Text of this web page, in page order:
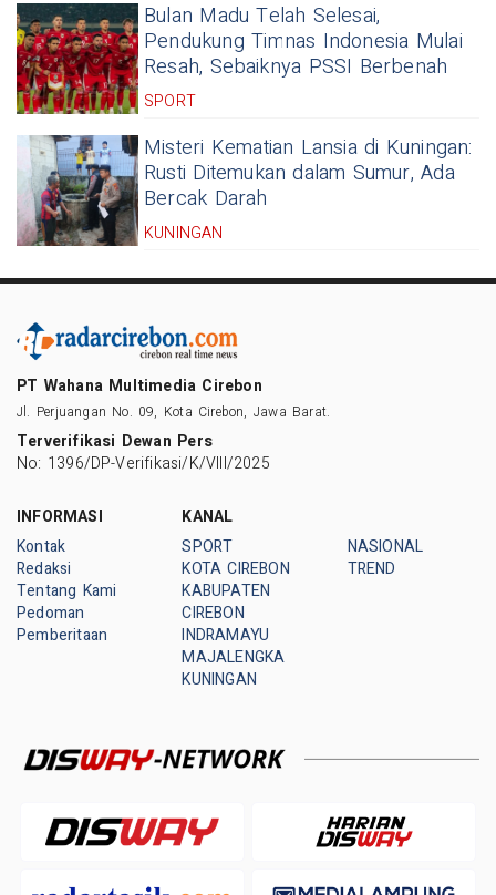
Bulan Madu Telah Selesai,
Pendukung Timnas Indonesia Mulai
Resah, Sebaiknya PSSI Berbenah
SPORT
Misteri Kematian Lansia di Kuningan:
Rusti Ditemukan dalam Sumur, Ada
Bercak Darah
KUNINGAN
PT Wahana Multimedia Cirebon
Jl. Perjuangan No. 09, Kota Cirebon, Jawa Barat.
Terverifikasi Dewan Pers
No: 1396/DP-Verifikasi/K/VIII/2025
INFORMASI
Kontak
Redaksi
Tentang Kami
Pedoman
Pemberitaan
KANAL
SPORT
KOTA CIREBON
KABUPATEN
CIREBON
INDRAMAYU
MAJALENGKA
KUNINGAN
NASIONAL
TREND